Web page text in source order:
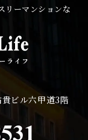
リーマンションな
ビル六甲道3階